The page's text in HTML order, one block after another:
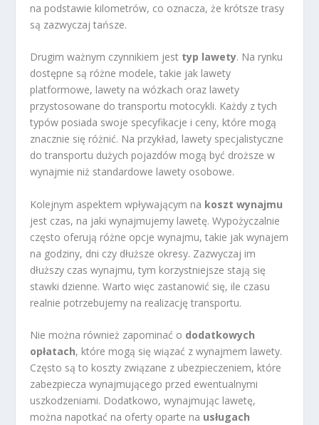
na podstawie kilometrów, co oznacza, że krótsze trasy
są zazwyczaj tańsze.
Drugim ważnym czynnikiem jest typ lawety. Na rynku
dostępne są różne modele, takie jak lawety
platformowe, lawety na wózkach oraz lawety
przystosowane do transportu motocykli. Każdy z tych
typów posiada swoje specyfikacje i ceny, które mogą
znacznie się różnić. Na przykład, lawety specjalistyczne
do transportu dużych pojazdów mogą być droższe w
wynajmie niż standardowe lawety osobowe.
Kolejnym aspektem wpływającym na koszt wynajmu
jest czas, na jaki wynajmujemy lawetę. Wypożyczalnie
często oferują różne opcje wynajmu, takie jak wynajem
na godziny, dni czy dłuższe okresy. Zazwyczaj im
dłuższy czas wynajmu, tym korzystniejsze stają się
stawki dzienne. Warto więc zastanowić się, ile czasu
realnie potrzebujemy na realizację transportu.
Nie można również zapominać o dodatkowych
opłatach, które mogą się wiązać z wynajmem lawety.
Często są to koszty związane z ubezpieczeniem, które
zabezpiecza wynajmującego przed ewentualnymi
uszkodzeniami. Dodatkowo, wynajmując lawetę,
można napotkać na oferty oparte na usługach